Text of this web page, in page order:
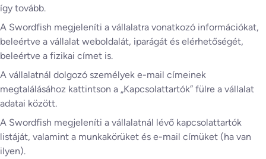
így tovább.
A Swordfish megjeleníti a vállalatra vonatkozó információkat,
beleértve a vállalat weboldalát, iparágát és elérhetőségét,
beleértve a fizikai címet is.
A vállalatnál dolgozó személyek e-mail címeinek
megtalálásához kattintson a „Kapcsolattartók” fülre a vállalat
adatai között.
A Swordfish megjeleníti a vállalatnál lévő kapcsolattartók
listáját, valamint a munkakörüket és e-mail címüket (ha van
ilyen).